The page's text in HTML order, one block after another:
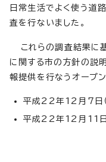
日常生活でよく使う道
査を行ないました。
これらの調査結果に
に関する市の方針の説
報提供を行なうオープ
平成22年12月7日
平成22年12月11日